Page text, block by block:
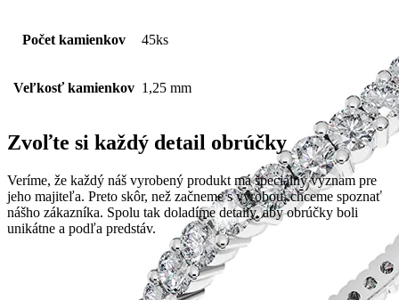
Počet kamienkov 45ks
Veľkosť kamienkov 1,25 mm
Zvoľte si každý detail obrúčky
Veríme, že každý náš vyrobený produkt má špeciálny význam pre
jeho majiteľa. Preto skôr, než začneme s výrobou, chceme spoznať
nášho zákazníka. Spolu tak doladíme detaily, aby obrúčky boli
unikátne a podľa predstáv.